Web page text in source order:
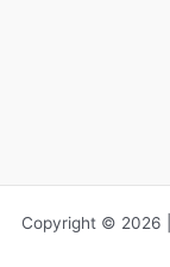
Copyright © 2026